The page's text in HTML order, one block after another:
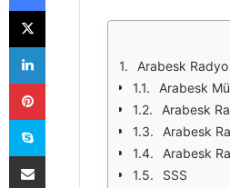
Arabesk Radyo
Arabesk
Arabesk
Arabesk
Arabesk
SSS
X
LinkedIn
Pinterest
Skype
E-Posta ile paylaş